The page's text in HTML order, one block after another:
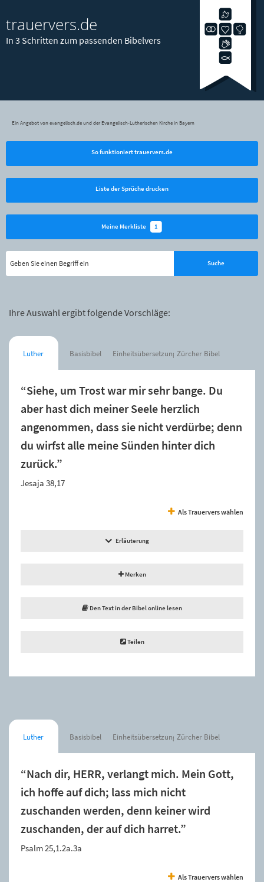
trauervers.de
In 3 Schritten zum passenden Bibelvers
Ein Angebot von evangelisch.de und der Evangelisch-Lutherischen Kirche in Bayern
So funktioniert trauervers.de
Liste der Sprüche drucken
Meine Merkliste 1
Ihre Auswahl ergibt folgende Vorschläge:
Luther Basisbibel Einheitsübersetzung Zürcher Bibel
“Siehe, um Trost war mir sehr bange. Du
aber hast dich meiner Seele herzlich
angenommen, dass sie nicht verdürbe; denn
du wirfst alle meine Sünden hinter dich
zurück.”
Jesaja 38,17
Als Trauervers wählen
Erläuterung
Merken
Den Text in der Bibel online lesen
Teilen
Luther Basisbibel Einheitsübersetzung Zürcher Bibel
“Nach dir, HERR, verlangt mich. Mein Gott,
ich hoffe auf dich; lass mich nicht
zuschanden werden, denn keiner wird
zuschanden, der auf dich harret.”
Psalm 25,1.2a.3a
Als Trauervers wählen